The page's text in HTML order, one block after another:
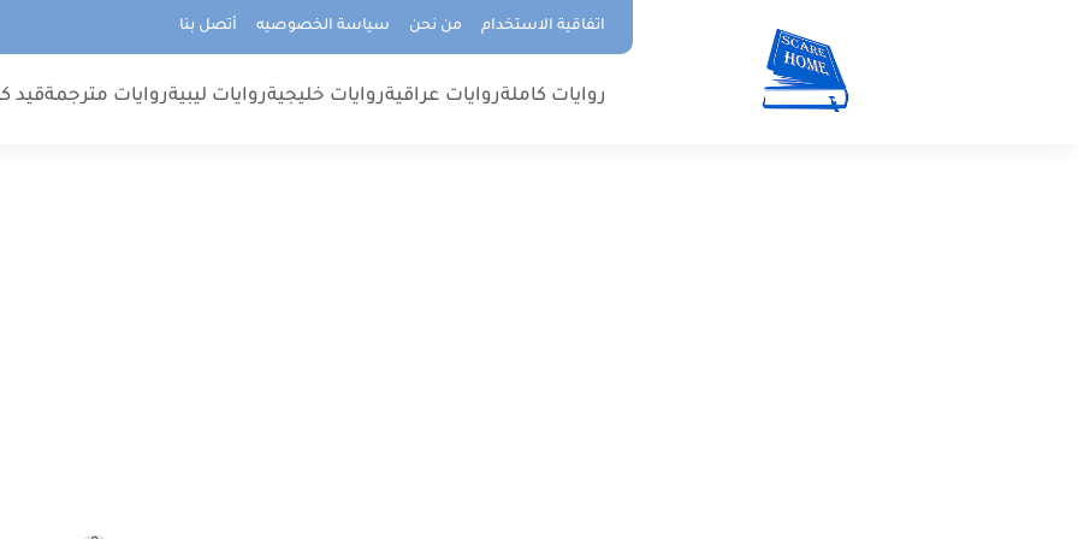
اتفاقية الاستخدام من نحن سياسة الخصوصيه أتصل بنا
روايات كاملةروايات عراقيةروايات خليجيةروايات ليبيةروايات مترجمةقيد